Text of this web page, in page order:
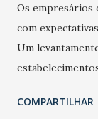
Os empresários
com
Um
relação ao
COMPARTILHAR